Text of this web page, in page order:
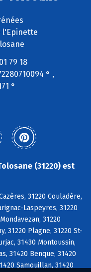
l'Epinette
79 18
° ,
°
(31220) est
31220 Couladère,
Laspeyres, 31220
31220
31220 Plagne, 31220 St-
31430 Montoussin,
31420 Benque, 31420
Samouillan, 31420